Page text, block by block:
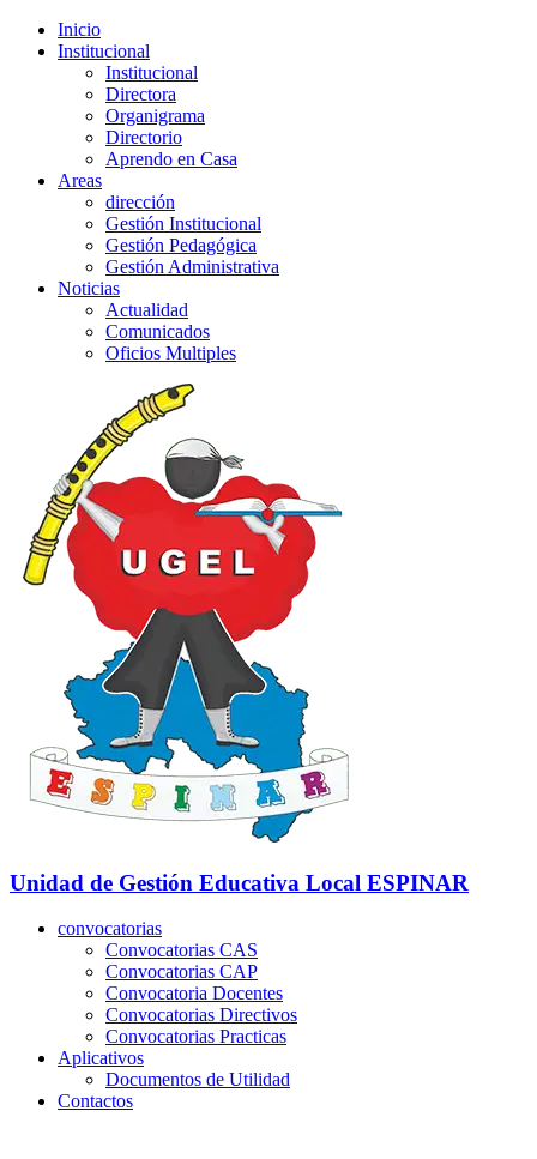
Inicio
Institucional
Institucional
Directora
Organigrama
Directorio
Aprendo en Casa
Areas
dirección
Gestión Institucional
Gestión Pedagógica
Gestión Administrativa
Noticias
Actualidad
Comunicados
Oficios Multiples
Unidad de Gestión Educativa Local ESPINAR
convocatorias
Convocatorias CAS
Convocatorias CAP
Convocatoria Docentes
Convocatorias Directivos
Convocatorias Practicas
Aplicativos
Documentos de Utilidad
Contactos